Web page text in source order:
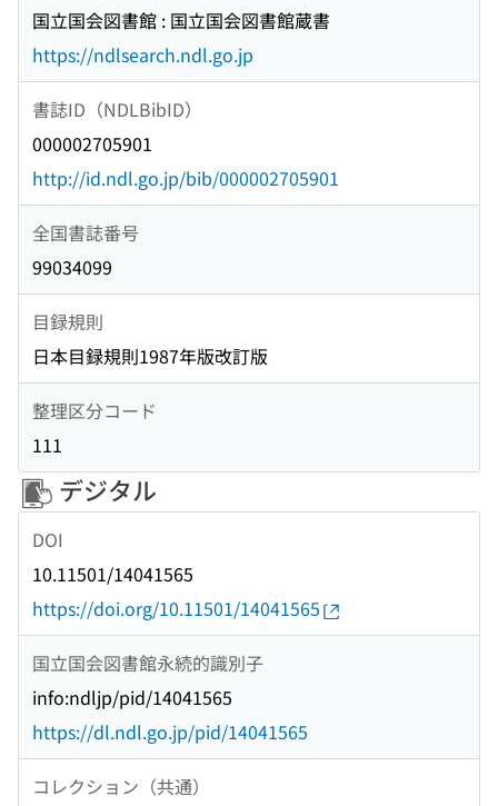
国立国会図書館 : 国立国会図書館蔵書
https://ndlsearch.ndl.go.jp
書誌ID（NDLBibID）
000002705901
http://id.ndl.go.jp/bib/000002705901
全国書誌番号
99034099
目録規則
日本目録規則1987年版改訂版
整理区分コード
111
デジタル
DOI
10.11501/14041565
https://doi.org/10.11501/14041565
国立国会図書館永続的識別子
info:ndljp/pid/14041565
https://dl.ndl.go.jp/pid/14041565
コレクション（共通）